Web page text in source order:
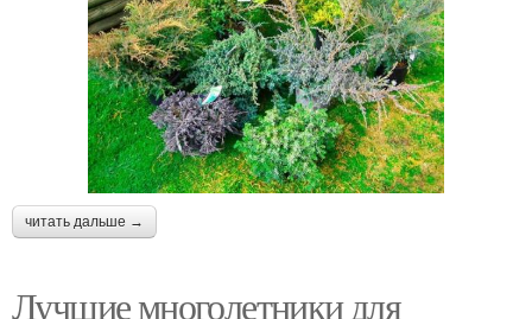
читать дальше →
Лучшие многолетники для